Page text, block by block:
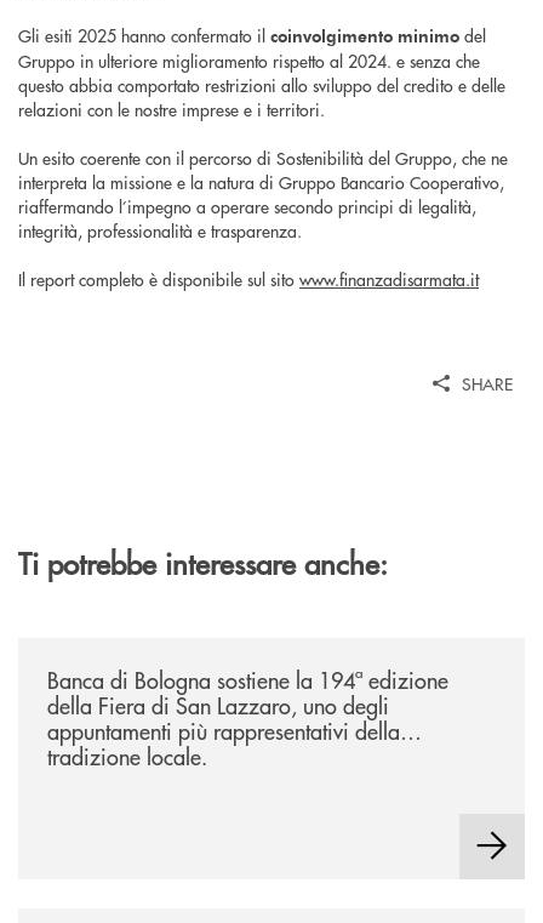
Gli esiti 2025 hanno confermato il coinvolgimento minimo del
Gruppo in ulteriore miglioramento rispetto al 2024. e senza che
questo abbia comportato restrizioni allo sviluppo del credito e delle
relazioni con le nostre imprese e i territori.
Un esito coerente con il percorso di Sostenibilità del Gruppo, che ne
interpreta la missione e la natura di Gruppo Bancario Cooperativo,
riaffermando l’impegno a operare secondo principi di legalità,
integrità, professionalità e trasparenza.
Il report completo è disponibile sul sito www.finanzadisarmata.it
SHARE
Ti potrebbe interessare anche:
Banca di Bologna sostiene la 194ª edizione
della Fiera di San Lazzaro, uno degli
appuntamenti più rappresentativi della
tradizione locale.